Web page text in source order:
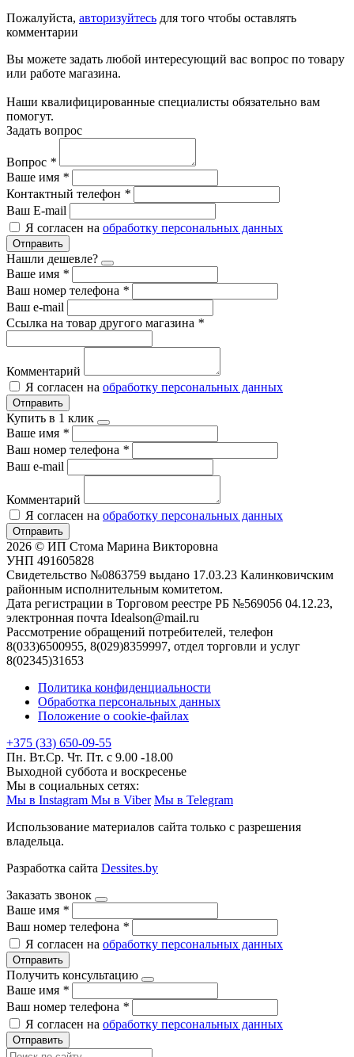
Пожалуйста, авторизуйтесь для того чтобы оставлять
комментарии
Вы можете задать любой интересующий вас вопрос по товару
или работе магазина.
Наши квалифицированные специалисты обязательно вам
помогут.
Задать вопрос
Вопрос *
Ваше имя *
Контактный телефон *
Ваш E-mail
Я согласен на обработку персональных данных
Отправить
Нашли дешевле?
Ваше имя *
Ваш номер телефона *
Ваш e-mail
Ссылка на товар другого магазина *
Комментарий
Я согласен на обработку персональных данных
Отправить
Купить в 1 клик
Ваше имя *
Ваш номер телефона *
Ваш e-mail
Комментарий
Я согласен на обработку персональных данных
Отправить
2026 © ИП Стома Марина Викторовна
УНП 491605828
Свидетельство №0863759 выдано 17.03.23 Калинковичским
районным исполнительным комитетом.
Дата регистрации в Торговом реестре РБ №569056 04.12.23,
электронная почта Idealson@mail.ru
Рассмотрение обращений потребителей, телефон
8(033)6500955, 8(029)8359997, отдел торговли и услуг
8(02345)31653
Политика конфиденциальности
Обработка персональных данных
Положение о cookie-файлах
+375 (33) 650-09-55
Пн. Вт.Ср. Чт. Пт. с 9.00 -18.00
Выходной суббота и воскресенье
Мы в социальных сетях:
Мы в Instagram Мы в Viber Мы в Telegram
Использование материалов сайта только с разрешения
владельца.
Разработка сайта Dessites.by
Заказать звонок
Ваше имя *
Ваш номер телефона *
Я согласен на обработку персональных данных
Отправить
Получить консультацию
Ваше имя *
Ваш номер телефона *
Я согласен на обработку персональных данных
Отправить